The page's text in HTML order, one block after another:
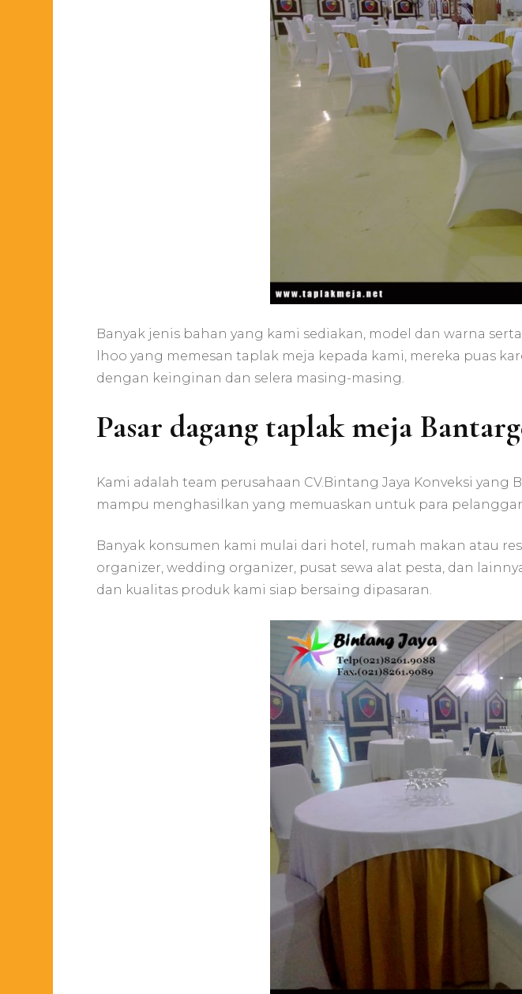
Banyak jenis bahan yang kami sediakan, model dan warna
lhoo yang memesan taplak meja kepada kami, mereka puas
dengan keinginan dan selera masing-masing.
Pasar dagang taplak meja
Kami adalah team perusahaan CV.Bintang Jaya Konveksi
mampu menghasilkan yang memuaskan untuk para
Banyak konsumen kami mulai dari hotel, rumah makan atau
organizer, wedding organizer, pusat sewa alat pesta, dan
dan kualitas produk kami siap bersaing dipasaran.